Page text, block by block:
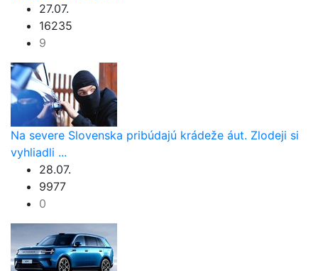
27.07.
16235
9
Na severe Slovenska pribúdajú krádeže áut. Zlodeji si
vyhliadli ...
28.07.
9977
0